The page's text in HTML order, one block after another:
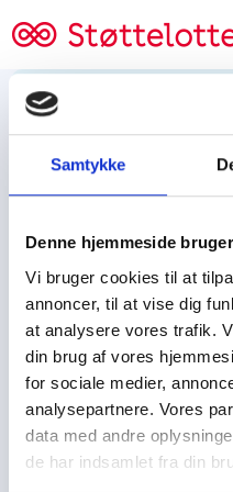
Samtykke
Denne hjemmeside
Vi bruger cookies til at
annoncer, til at vise dig
at analysere vores trafik.
din brug af vores
for sociale medier,
analysepartnere. Vores
data med andre
de har indsamlet fra din
Tjen
Spejdere/
Ejby
DK –